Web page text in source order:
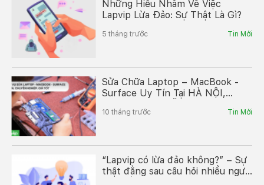
Những Hiểu Nhầm Về Việc
Lapvip Lừa Đảo: Sự Thật Là Gì?
5 tháng trước Tin Mới
Sửa Chữa Laptop – MacBook -
Surface Uy Tín Tại HÀ NỘI,
Chóng
10 tháng trước Tin Mới
“Lapvip có lừa đảo không?” – Sự
thật đằng sau câu hỏi nhiều người